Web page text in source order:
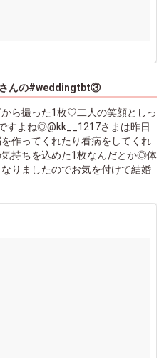
さんの#weddingtbt③
ら撮った1枚♡二人の笑顔としっ
すよね◎@kk__1217さまは昨日
作ってくれたり看病をしてくれ
持ちを込めた1枚なんだとか◎体
りましたのでお気を付けて結婚